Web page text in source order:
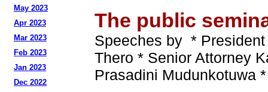
May 2023
Apr 2023
Mar 2023
Feb 2023
Jan 2023
Dec 2022
The public
Speeches by * President
Thero * Senior Attorney
Prasadini Mudunkotuwa